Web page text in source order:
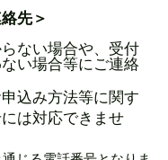
先＞
ない場合や、受付
い場合等にご連絡
込み方法等に関す
は対応できませ